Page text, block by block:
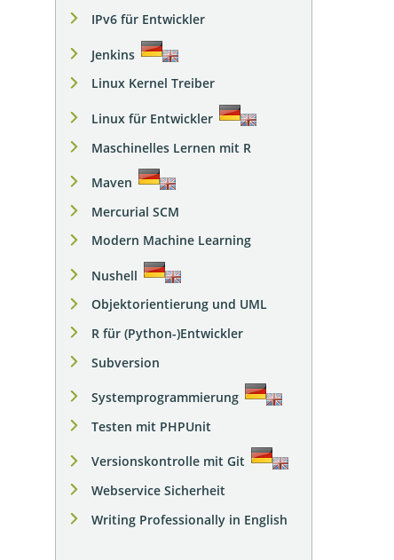
IPv6 für Entwickler
Jenkins
Linux Kernel Treiber
Linux für Entwickler
Maschinelles Lernen mit R
Maven
Mercurial SCM
Modern Machine Learning
Nushell
Objektorientierung und UML
R für (Python-)Entwickler
Subversion
Systemprogrammierung
Testen mit PHPUnit
Versionskontrolle mit Git
Webservice Sicherheit
Writing Professionally in English